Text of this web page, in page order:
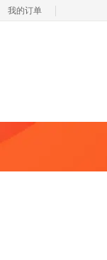
我的订单